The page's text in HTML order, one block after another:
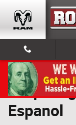
Skip to main
Jeep
Espanol